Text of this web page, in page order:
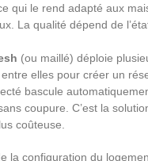
qui le rend adapté aux
La qualité dépend de
(ou maillé) déploie
elles pour créer un
bascule
coupure. C’est la
coûteuse.
la configuration du